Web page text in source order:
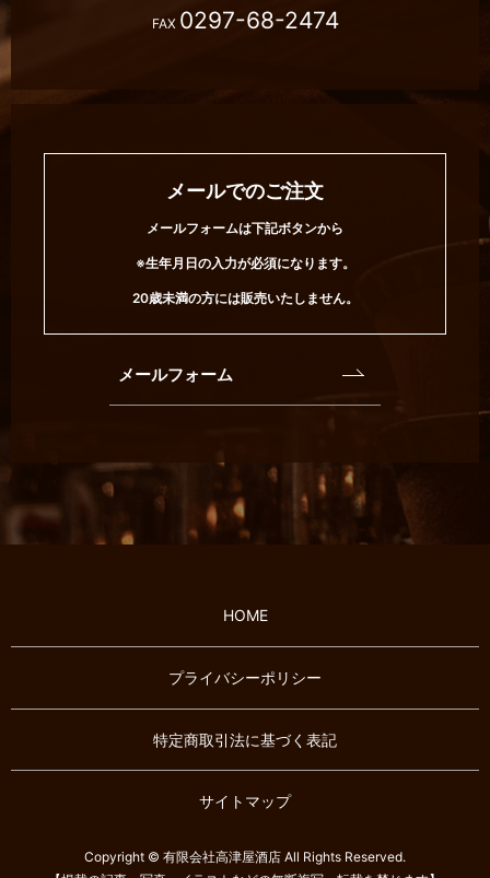
FAX 0297-68-2474
メールでのご注文
メールフォームは下記ボタンから
※生年月日の入力が必須になります。
20歳未満の方には販売いたしません。
メールフォーム
HOME
プライバシーポリシー
特定商取引法に基づく表記
サイトマップ
Copyright © 有限会社高津屋酒店 All Rights Reserved.